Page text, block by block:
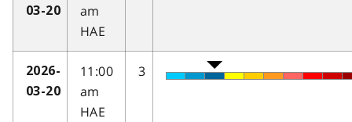
03-20
am
HAE
2026-
03-20
11:00
am
HAE
3